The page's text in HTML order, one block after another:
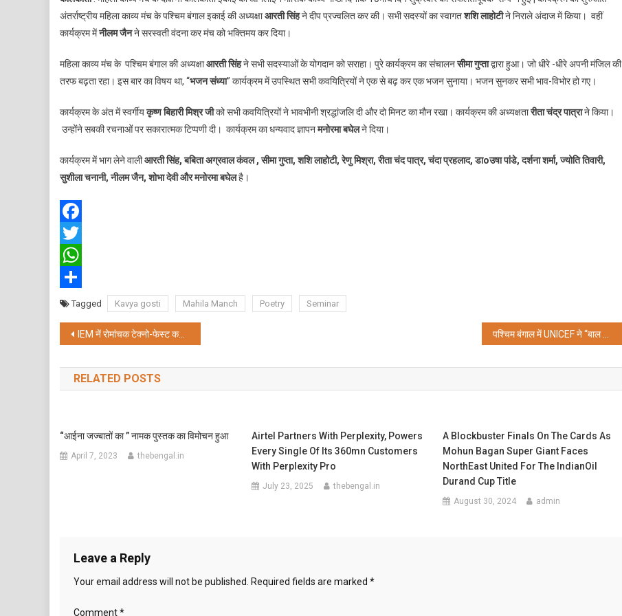
काव्य
मंच
कोलकाता
इकाई
मासिक
काव्य
सम्पन्न
अंतर्राष्ट्रीय महिला काव्य मंच के पश्चिम बंगाल इकाई की अध्यक्षाआरती सिंहने दीप प्रज्वलित कर की। सभी सदस्यों का स्वागतशशि लाहोटीने निराले अंदाज में किया। वहीं
कार्यक्रम मेंनीलम जैनने सरस्वती वंदना कर मंच को भक्तिमय कर दिया।
महिला काव्य मंच के पश्चिम बंगाल की अध्यक्षाआरती सिंहने सभी सदस्याओं के योगदान को सराहा। पुरे कार्यक्रम का संचालनसीमा गुप्ताद्वारा हुआ। जो धीरे -धीरे अपनी मंजिल की
तरफ बढ़ता रहा। इस बार का विषय था, “भजन संध्या” कार्यक्रम में उपस्थित सभी कवयित्रियों ने एक से बढ़ कर एक भजन सुनाया। भजन सुनकर सभी भाव-विभोर हो गए।
कार्यक्रम के अंत में स्वर्गीयकृष्ण बिहारी मिश्र जीको सभी कवयित्रियों ने भावभीनी श्रद्धांजलि दी और दो मिनट का मौन रखा। कार्यक्रम की अध्यक्षतारीता चंद्र पात्राने किया।
उन्होंने सबकी रचनाओं पर सकारात्मक टिप्पणी दी। कार्यक्रम का धन्यवाद ज्ञापनमनोरमा बघेलने दिया।
कार्यक्रम में भाग लेने वालीआरती सिंह, बबिता अग्रवाल कंवल , सीमा गुप्ता, शशि लाहोटी, रेणु मिश्रा, रीता चंद पात्र, चंदा प्रहलाद, डाoउषा पांडे, दर्शना शर्मा, ज्योति तिवारी,
सुशीला चनानी, नीलम जैन, शोभा देवी और मनोरमा बघेलहै।
Facebook
Twitter
WhatsApp
ShareTagged Kavya gosti Mahila Manch Poetry Seminar
Post
navigation
IEM नें रोमांचक टेक्नो-फेस्ट कटिंग एज इनोवेशन के साथ मेजबानी की
RELATED POSTS
“आईना जज्बातों का ” नामक पुस्तक का विमोचन हुआ
April 7, 2023 thebengal.in
Airtel Partners With Perplexity, Powers
Every Single Of Its 360mn Customers
With Perplexity Pro
July 23, 2025 thebengal.in
A Blockbuster Finals On The Cards As
Mohun Bagan Super Giant Faces
NorthEast United For The IndianOil
Durand Cup Title
August 30, 2024 admin
Leave a Reply
Your email address will not be published. Required fields are marked *
Comment*